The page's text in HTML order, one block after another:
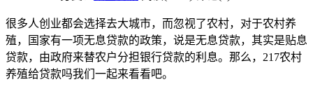
很多人创业都会选择去大城市，而忽视了农村，对于农村养
殖，国家有一项无息贷款的政策，说是无息贷款，其实是贴息
贷款，由政府来替农户分担银行贷款的利息。那么，217农村
养殖给贷款吗我们一起来看看吧。